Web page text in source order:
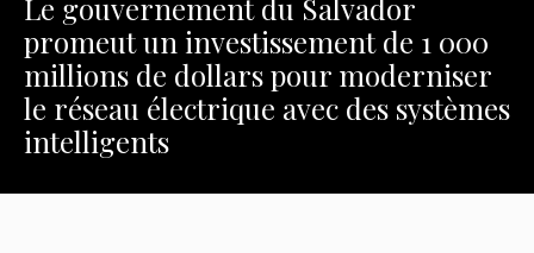
Le gouvernement du Salvador
promeut un investissement de 1 000
millions de dollars pour moderniser
le réseau électrique avec des systèmes
intelligents